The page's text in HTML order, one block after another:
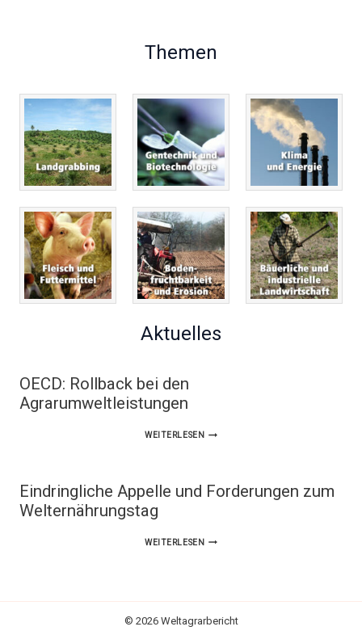
Themen
Aktuelles
OECD: Rollback bei den
Agrarumweltleistungen
WEITERLESENOECD:
Eindringliche Appelle und Forderungen zum
Welternährungstag
WEITERLESENEINDRINGLICHE
© 2026 Weltagrarbericht